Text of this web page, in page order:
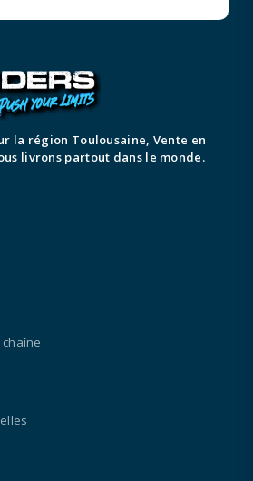
la région Toulousaine, Vente en
livrons partout dans le monde.
chaîne